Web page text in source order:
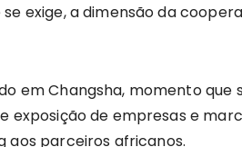
exige, a dimensão da
em Changsha, momento que
exposição de empresas e
aos parceiros africanos.